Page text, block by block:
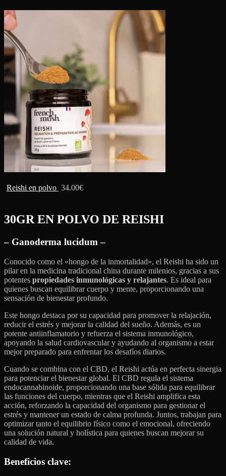
Reishi en polvo 34.00€
30GR EN POLVO DE REISHI
– Ganoderma lucidum –
Conocido como el «hongo de la inmortalidad», el Reishi ha sido un
pilar en la medicina tradicional china durante milenios, gracias a sus
potentes propiedades inmunológicas y relajantes. Es ideal para
quienes buscan equilibrar cuerpo y mente, proporcionando una
sensación de bienestar profundo.
Este hongo destaca por su capacidad para promover la relajación,
reducir el estrés y mejorar la calidad del sueño. Además, es un
potente antiinflamatorio y refuerza el sistema inmunológico,
apoyando la salud cardiovascular y ayudando al organismo a estar
mejor preparado para enfrentar los desafíos diarios.
Cuando se combina con el CBD, el Reishi actúa en perfecta sinergia
para potenciar el bienestar global. El CBD regula el sistema
endocannabinoide, proporcionando una base sólida para equilibrar
las funciones del cuerpo, mientras que el Reishi amplifica esta
acción, reforzando la capacidad del organismo para gestionar el
estrés y mantener un estado de calma profunda. Juntos, trabajan para
optimizar tanto el equilibrio físico como el emocional, ofreciendo
una solución natural y holística para quienes buscan mejorar su
calidad de vida.
Beneficios clave: